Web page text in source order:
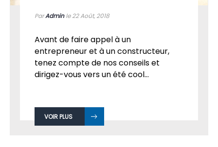
ParAdminle 22Août, 2018
Avant de faire appel à un
entrepreneur et à un constructeur,
tenez compte de nos conseils et
dirigez-vous vers un été cool...
VOIR PLUS